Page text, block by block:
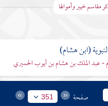
مقاسم خيبر وأموالها
(ابن هشام)
- عبد الملك بن هشام بن أيوب الحميري
صفحة 351